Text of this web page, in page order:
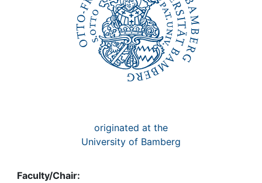
originated at the
University of Bamberg
Faculty/Chair: